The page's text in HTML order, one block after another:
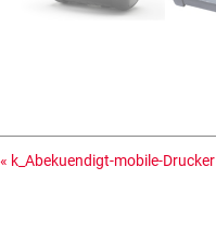
« k_Abekuendigt-mobile-Drucker